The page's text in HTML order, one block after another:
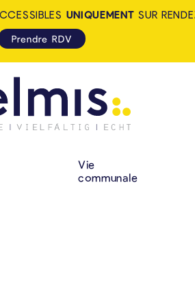
- LA
NAVIGATION
Vie
communale
UNIQUEMENT SUR
Prendre RDV